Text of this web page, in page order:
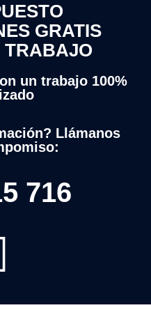
GRATIS
TRABAJO
un trabajo 100%
Llámanos
716